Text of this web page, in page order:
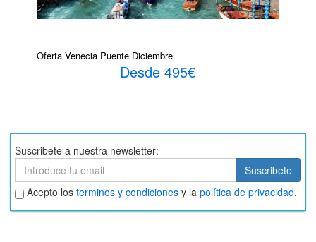
Oferta Venecia Puente Diciembre
Desde 495€
Suscribete a nuestra newsletter:
Suscribete
Suscribete
Aceptar
términos
y
Acepto los terminos y condiciones y la política de privacidad.